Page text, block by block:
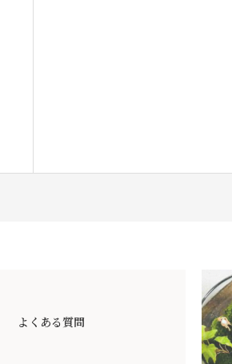
よくある質問